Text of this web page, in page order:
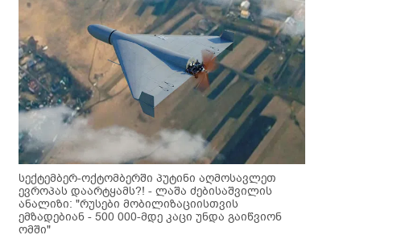
სექტემბერ-ოქტომბერში პუტინი აღმოსავლეთ
ევროპას დაარტყამს?! - ლაშა ძებისაშვილის
ანალიზი: "რუსები მობი­ლიზაციისთვის
ემზადებიან - 500 000-მდე კაცი უნდა გაიწვიონ
ომში"